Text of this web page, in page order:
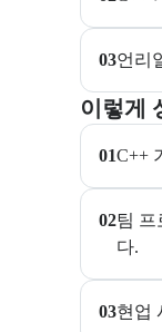
03언리
이렇게
이 교육과
01C++
02팀 프
다.
03현업